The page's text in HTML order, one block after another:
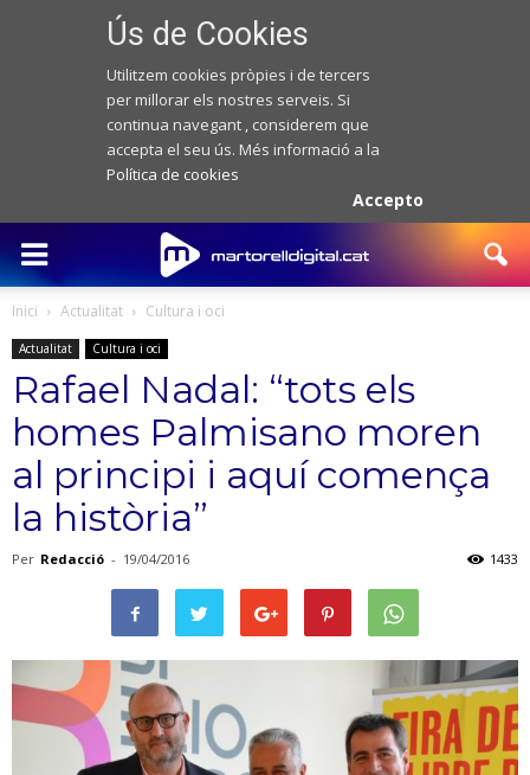
Ús de Cookies
Utilitzem cookies pròpies i de tercers
per millorar els nostres serveis. Si
continua navegant , considerem que
accepta el seu ús. Més informació a la
Política de cookies
Accepto
Inici Actualitat Cultura i oci
Actualitat Cultura i oci
Rafael Nadal: “tots els
homes Palmisano moren
al principi i aquí comença
la història”
Per Redacció - 19/04/2016 1433